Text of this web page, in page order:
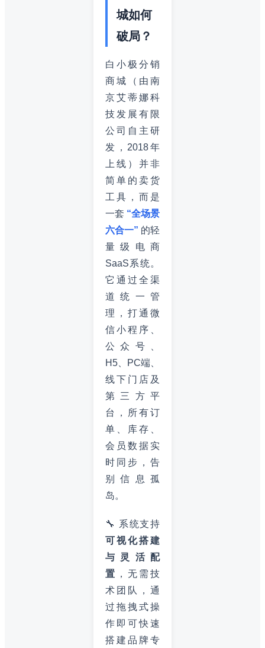
城如何
破局？
白小极分销
商城（由南
京艾蒂娜科
技发展有限
公司自主研
发，2018年
上线）并非
简单的卖货
工具，而是
一套 “全场景
六合一” 的轻
量级电商
SaaS系统。
它通过全渠
道统一管
理，打通微
信小程序、
公众号、
H5、PC端、
线下门店及
第三方平
台，所有订
单、库存、
会员数据实
时同步，告
别信息孤
岛。
🔧 系统支持
可视化搭建
与灵活配
置 ，无需技
术团队，通
过拖拽式操
作即可快速
搭建品牌专